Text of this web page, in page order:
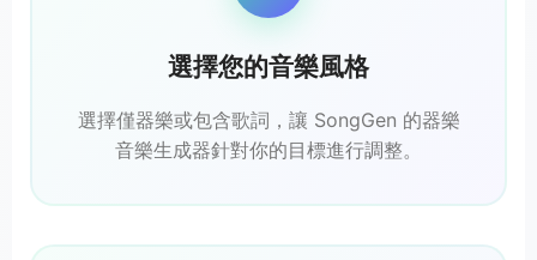
選擇您的音樂風格
選擇僅器樂或包含歌詞，讓 SongGen 的器樂
音樂生成器針對你的目標進行調整。